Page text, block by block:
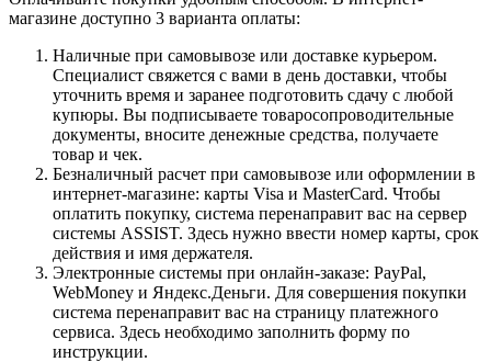
магазине доступно 3 варианта оплаты:
Наличные при самовывозе или доставке курьером.
Специалист свяжется с вами в день доставки, чтобы
уточнить время и заранее подготовить сдачу с любой
купюры. Вы подписываете товаросопроводительные
документы, вносите денежные средства, получаете
товар и чек.
Безналичный расчет при самовывозе или оформлении в
интернет-магазине: карты Visa и MasterCard. Чтобы
оплатить покупку, система перенаправит вас на сервер
системы ASSIST. Здесь нужно ввести номер карты, срок
действия и имя держателя.
Электронные системы при онлайн-заказе: PayPal,
WebMoney и Яндекс.Деньги. Для совершения покупки
система перенаправит вас на страницу платежного
сервиса. Здесь необходимо заполнить форму по
инструкции.